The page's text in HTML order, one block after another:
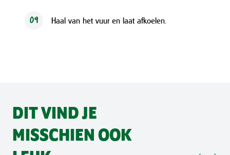
09 Haal van het vuur en laat afkoelen.
DIT VIND JE
MISSCHIEN OOK